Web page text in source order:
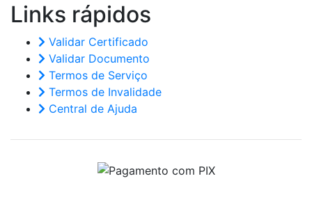
Links rápidos
Validar Certificado
Validar Documento
Termos de Serviço
Termos de Invalidade
Central de Ajuda